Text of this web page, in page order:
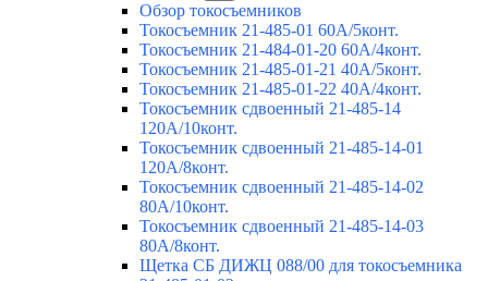
Обзор токосъемников
Токосъемник 21-485-01 60А/5конт.
Токосъемник 21-484-01-20 60А/4конт.
Токосъемник 21-485-01-21 40А/5конт.
Токосъемник 21-485-01-22 40А/4конт.
Токосъемник сдвоенный 21-485-14
120А/10конт.
Токосъемник сдвоенный 21-485-14-01
120А/8конт.
Токосъемник сдвоенный 21-485-14-02
80А/10конт.
Токосъемник сдвоенный 21-485-14-03
80А/8конт.
Щетка СБ ДИЖЦ 088/00 для токосъемника